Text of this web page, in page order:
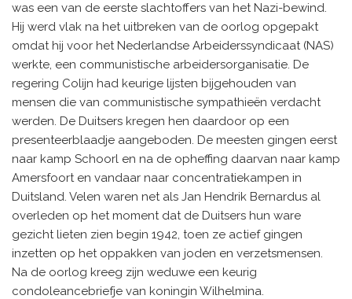
was een van de eerste slachtoffers van het Nazi-bewind.
Hij werd vlak na het uitbreken van de oorlog opgepakt
omdat hij voor het Nederlandse Arbeiderssyndicaat (NAS)
werkte, een communistische arbeidersorganisatie. De
regering Colijn had keurige lijsten bijgehouden van
mensen die van communistische sympathieën verdacht
werden. De Duitsers kregen hen daardoor op een
presenteerblaadje aangeboden. De meesten gingen eerst
naar kamp Schoorl en na de opheffing daarvan naar kamp
Amersfoort en vandaar naar concentratiekampen in
Duitsland. Velen waren net als Jan Hendrik Bernardus al
overleden op het moment dat de Duitsers hun ware
gezicht lieten zien begin 1942, toen ze actief gingen
inzetten op het oppakken van joden en verzetsmensen.
Na de oorlog kreeg zijn weduwe een keurig
condoleancebriefje van koningin Wilhelmina.